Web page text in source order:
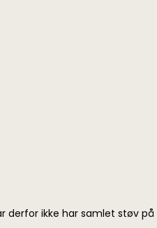
derfor ikke har samlet støv på